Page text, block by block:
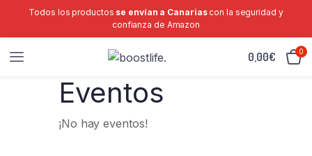
Todos los productos se envían a Canariascon la seguridad y
confianza de Amazon
0,00€ 0
Eventos
¡No hay eventos!